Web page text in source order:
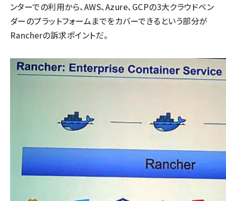
ンターでの利用から、AWS、Azure、GCPの3大クラウドベン
ダーのプラットフォームまでをカバーできるという部分が
Rancherの訴求ポイントだ。